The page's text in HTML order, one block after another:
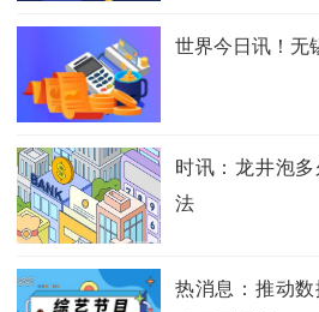
世界今日讯！无
时讯：龙井泡
法
热消息：推动